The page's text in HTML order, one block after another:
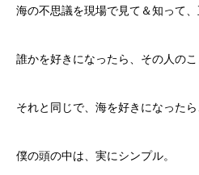
海の不思議を現場で見て＆知って
誰かを好きになったら、その人のこ
それと同じで、海を好きになった
僕の頭の中は、実にシンプル。